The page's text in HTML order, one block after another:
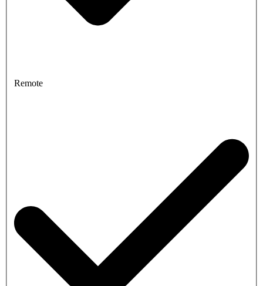
Remote